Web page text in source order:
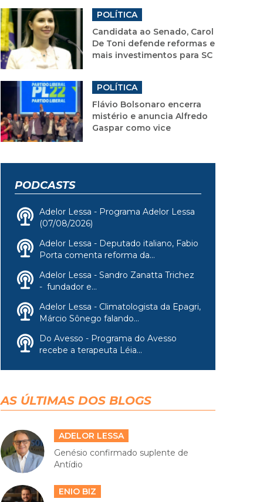
POLÍTICA
Candidata ao Senado, Carol
De Toni defende reformas e
mais investimentos para SC
POLÍTICA
Flávio Bolsonaro encerra
mistério e anuncia Alfredo
Gaspar como vice
PODCASTS
Adelor Lessa - Programa Adelor Lessa
(07/08/2026)
Adelor Lessa - Deputado italiano, Fabio
Porta comenta reforma da...
Adelor Lessa - Sandro Zanatta Trichez
- fundador e...
Adelor Lessa - Climatologista da Epagri,
Márcio Sônego falando...
Do Avesso - Programa do Avesso
recebe a terapeuta Léia...
AS ÚLTIMAS DOS BLOGS
ADELOR LESSA
Genésio confirmado suplente de
Antídio
ENIO BIZ